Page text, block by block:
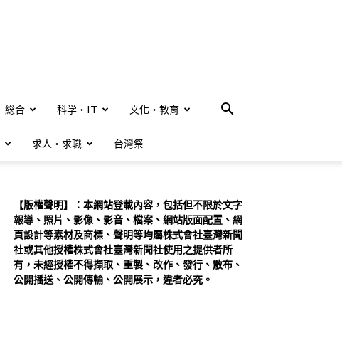
総合 科学・IT 文化・教育
求人・求職 台灣祭
【版權聲明】：本網站登載內容，包括但不限於文字
報導、照片、影像、影音、檔案、網站版面配置、網
頁設計等素材及商標、聲明等均屬株式會社臺灣新聞
社或其他授權株式會社臺灣新聞社使用之提供者所
有，未經授權不得擷取、重製、改作、發行、散布、
公開播送、公開傳輸、公開展示，違者必究。